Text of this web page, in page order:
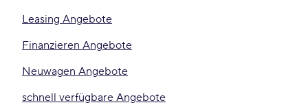
Leasing Angebote
Finanzieren Angebote
Neuwagen Angebote
schnell verfügbare Angebote